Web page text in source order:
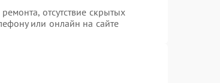
отсутствие скрытых
или онлайн на сайте